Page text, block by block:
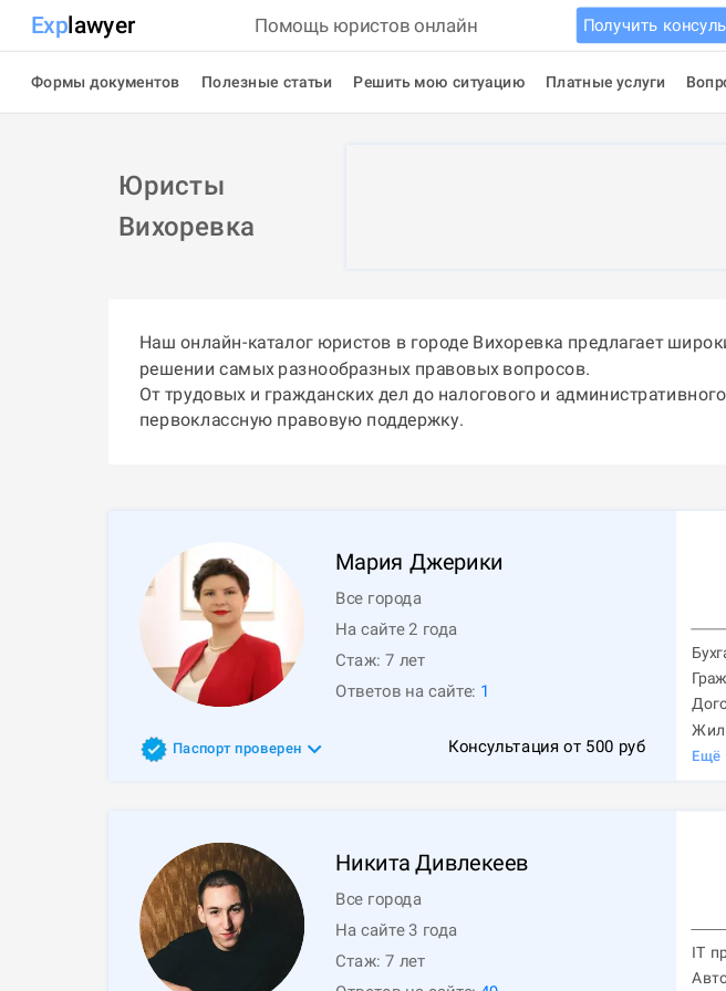
Explawyer Помощь юристов онлайн Получить
Формы документов Полезные статьи Решить мою ситуацию Платные услуги
Юристы
Вихоревка
Наш онлайн-каталог юристов в городе Вихоревка предлагает
решении самых разнообразных правовых вопросов.
От трудовых и гражданских дел до налогового и
первоклассную правовую поддержку.
Мария Джерики
Все города
На сайте 2 года
Стаж:7 лет
Ответов на сайте: 1
Паспорт проверен Консультация от 500 руб Ещё
Никита Дивлекеев
Все города
На сайте 3 года
Стаж:7 лет
IT